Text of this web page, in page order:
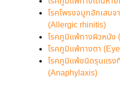
โรคโพรงจมูกอักเสบ
(Allergic rhinitis)
โรคภูมิแพ้ทางผิวหนัง
โรคภูมิแพ้ทางตา
โรคภูมิแพ้ชนิดรุนแรง
(Anaphylaxis)